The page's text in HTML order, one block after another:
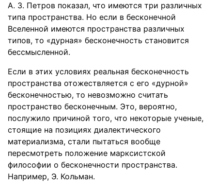
А. З. Петров показал, что имеются три различных
типа пространства. Но если в бесконечной
Вселенной имеются пространства различных
типов, то «дурная» бесконечность становится
бессмысленной.
Если в этих условиях реальная бесконечность
пространства отожествляется с его «дурной»
бесконечностью, то невозможно считать
пространство бесконечным. Это, вероятно,
послужило причиной того, что некоторые ученые,
стоящие на позициях диалектического
материализма, стали пытаться вообще
пересмотреть положение марксистской
философии о бесконечности пространства.
Например, Э. Кольман.